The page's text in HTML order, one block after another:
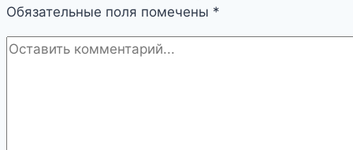
Обязательные поля помечены *